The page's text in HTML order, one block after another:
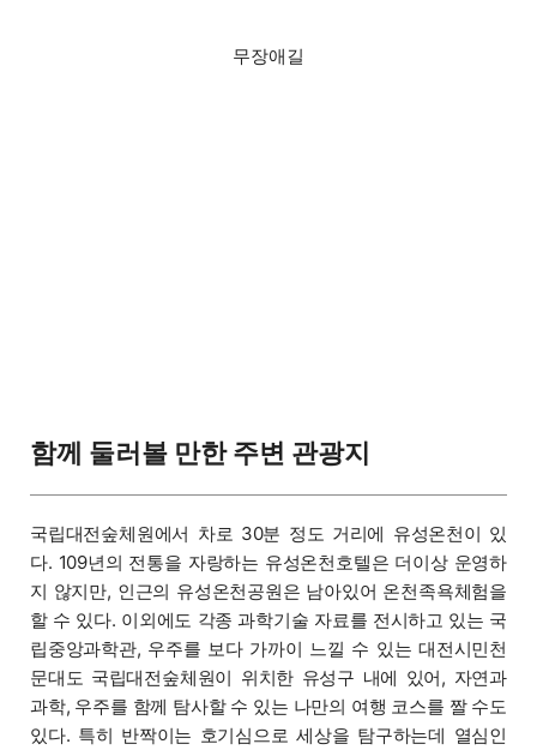
무장애길
함께 둘러볼 만한 주변 관광지
국립대전숲체원에서 차로 30분 정도 거리에 유성온천이 있
다. 109년의 전통을 자랑하는 유성온천호텔은 더이상 운영하
지 않지만, 인근의 유성온천공원은 남아있어 온천족욕체험을
할 수 있다. 이외에도 각종 과학기술 자료를 전시하고 있는 국
립중앙과학관, 우주를 보다 가까이 느낄 수 있는 대전시민천
문대도 국립대전숲체원이 위치한 유성구 내에 있어, 자연과
과학, 우주를 함께 탐사할 수 있는 나만의 여행 코스를 짤 수도
있다. 특히 반짝이는 호기심으로 세상을 탐구하는데 열심인